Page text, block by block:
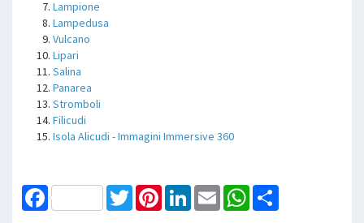
Lampione
Lampedusa
Vulcano
Lipari
Salina
Panarea
Stromboli
Filicudi
Isola Alicudi - Immagini Immersive 360
Facebook TwitterPinterestLinkedInEmail WhatsApp